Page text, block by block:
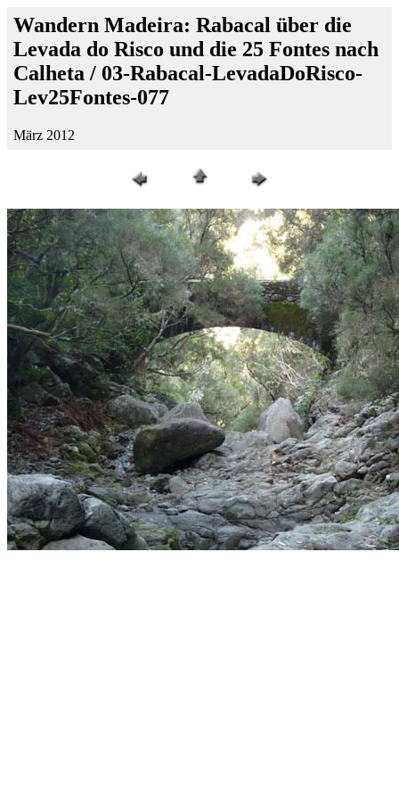
Wandern Madeira: Rabacal über die
Levada do Risco und die 25 Fontes nach
Calheta / 03-Rabacal-LevadaDoRisco-
Lev25Fontes-077
März 2012